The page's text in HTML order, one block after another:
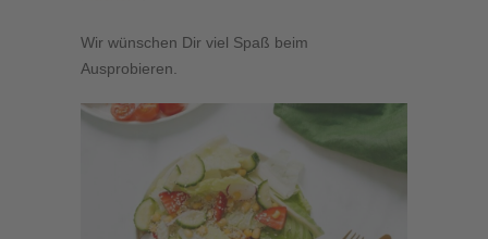
Wir wünschen Dir viel Spaß beim
Ausprobieren.